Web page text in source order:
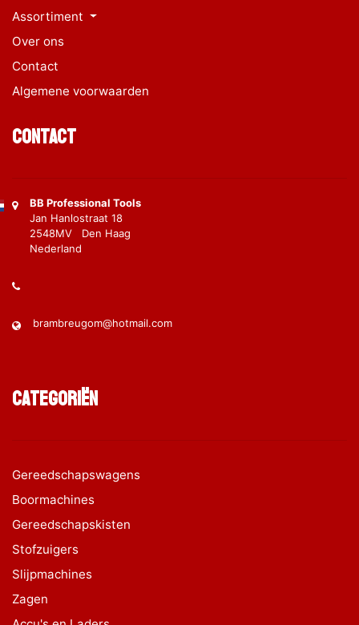
Assortiment
Over ons
Contact
Algemene voorwaarden
Contact
BB Professional Tools
Jan Hanlostraat 18
2548MV Den Haag
Nederland
brambreugom@hotmail.com
Categoriën
Gereedschapswagens
Boormachines
Gereedschapskisten
Stofzuigers
Slijpmachines
Zagen